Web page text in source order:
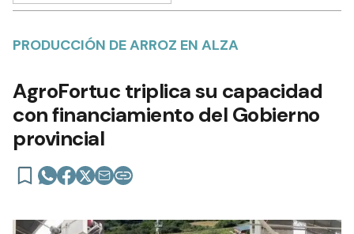
PRODUCCIÓN DE ARROZ EN ALZA
AgroFortuc triplica su capacidad
con financiamiento del Gobierno
provincial